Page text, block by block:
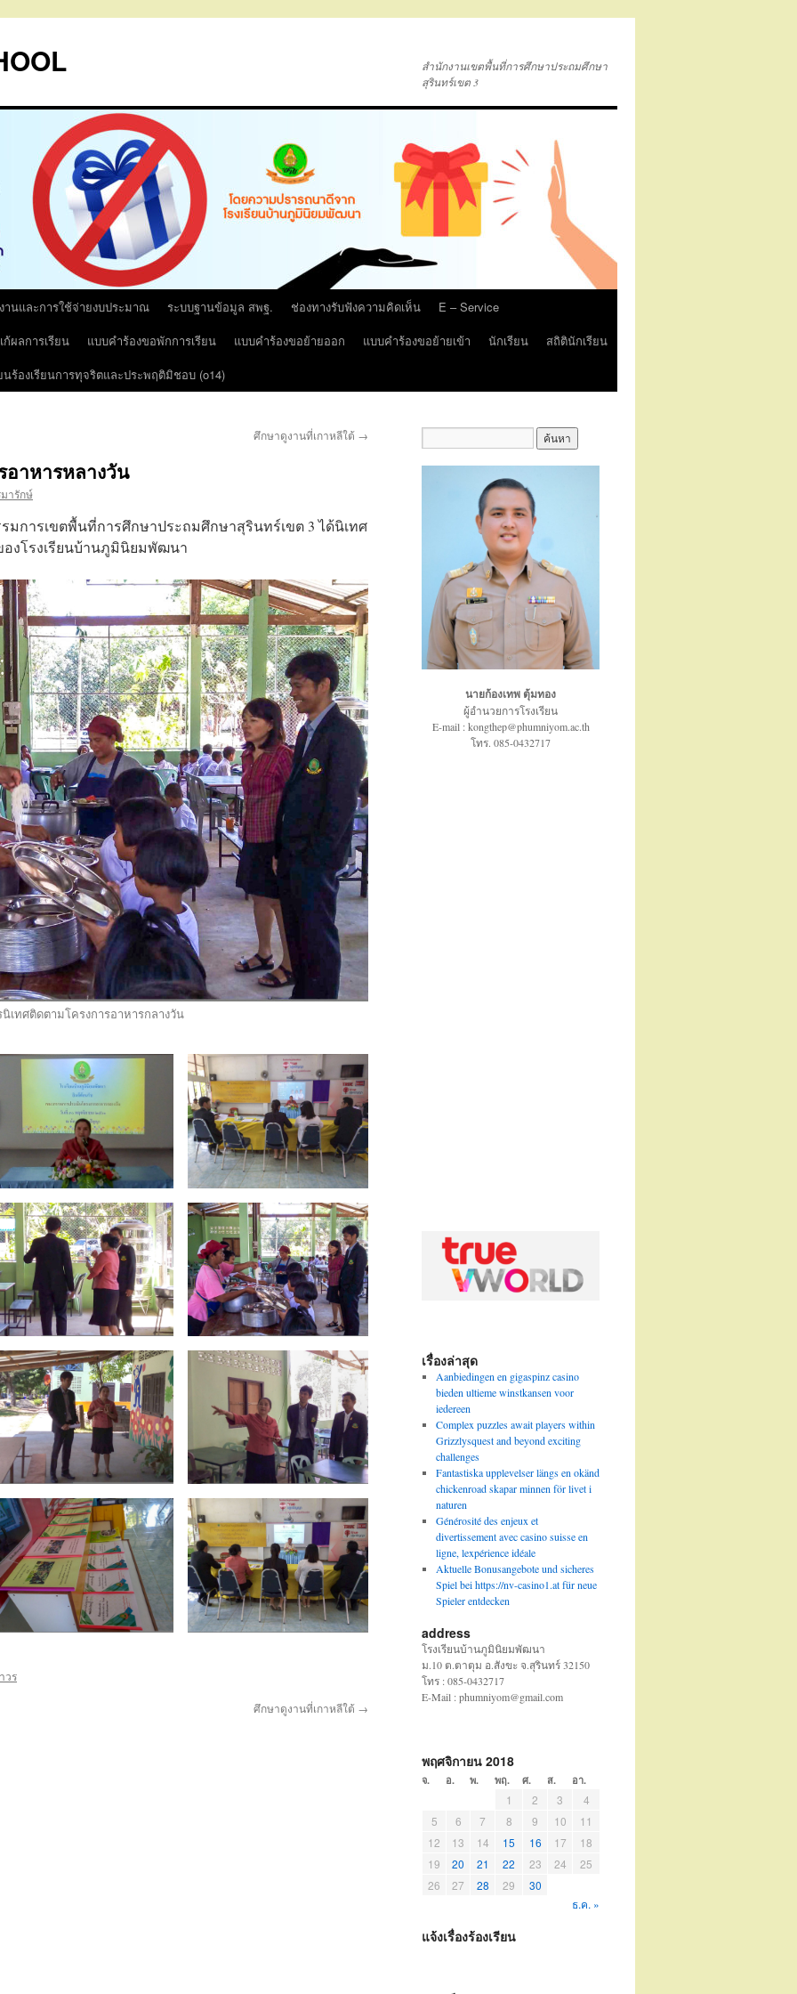
สำนักงานเขตพื้นที่การศึกษาประถมศึกษา
สุรินทร์เขต 3
านและการใช้จ่ายงบประมาณ ระบบฐานข้อมูล สพฐ. ช่องทางรับฟังความคิดเห็น
E – Service
ผลการเรียน
แบบคำร้องขอพักการเรียน แบบคำร้องขอย้ายออก แบบคำร้องขอย้ายเข้า นักเรียน
สถิตินักเรียน
นร้องเรียนการทุจริตและประพฤติมิชอบ (o14)
ศึกษาดูงานที่เกาหลีใต้ →
อาหารหลางวัน
ารักษ์
มการเขตพื้นที่การศึกษาประถมศึกษาสุรินทร์เขต 3 ได้นิเทศ
งโรงเรียนบ้านภูมินิยมพัฒนา
นิเทศติดตามโครงการอาหารกลางวัน
วร
ศึกษาดูงานที่เกาหลีใต้ →
นายก้องเทพ ตุ้มทอง
ผู้อำนวยการโรงเรียน
E-mail : kongthep@phumniyom.ac.th
โทร. 085-0432717
เรื่องล่าสุด
Aanbiedingen en gigaspinz casino
bieden ultieme winstkansen voor
iedereen
Complex puzzles await players within
Grizzlysquest and beyond exciting
challenges
Fantastiska upplevelser längs en okänd
chickenroad skapar minnen för livet i
naturen
Générosité des enjeux et
divertissement avec casino suisse en
ligne, lexpérience idéale
Aktuelle Bonusangebote und sicheres
Spiel bei https://nv-casino1.at für neue
Spieler entdecken
address
โรงเรียนบ้านภูมินิยมพัฒนา
ม.10 ต.ตาตุม อ.สังขะ จ.สุรินทร์ 32150
โทร : 085-0432717
E-Mail : phumniyom@gmail.com
พฤศจิกายน 2018
จ. อ. พ. พฤ. ศ. ส. อา.
1 2 3
4
5
6 7 8 9 10
11
12
13 14 15 16 17
18
19
20 21 22 23 24
25
26
27 28 29
30
ธ.ค. »
แจ้งเรื่องร้องเรียน